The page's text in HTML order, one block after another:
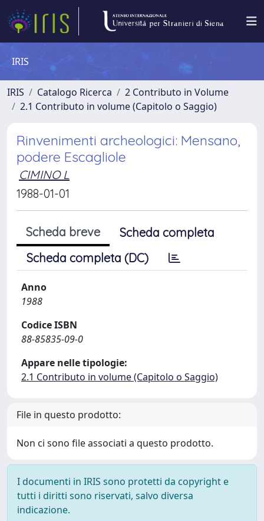
IRIS
IRIS Catalogo Ricerca
2 Contributo in Volume
2.1 Contributo in volume (Capitolo o Saggio)
Rinvenimenti archeologici: Mensano,
podere Escagliole
CIMINO L
1988-01-01
Scheda breve
Scheda completa
Scheda completa (DC)
Anno
1988
Codice ISBN
88-85835-09-0
Appare nelle tipologie:
2.1 Contributo in volume (Capitolo o Saggio)
File in questo prodotto:
Non ci sono file associati a questo prodotto.
I documenti in IRIS sono protetti da copyright e
tutti i diritti sono riservati, salvo diversa
indicazione.